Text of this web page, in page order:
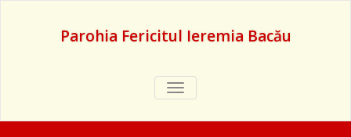
Parohia Fericitul Ieremia Bacău
TOGGLE
NAVIGATION